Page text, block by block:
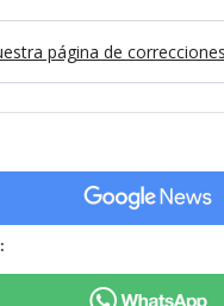
página de correcciones